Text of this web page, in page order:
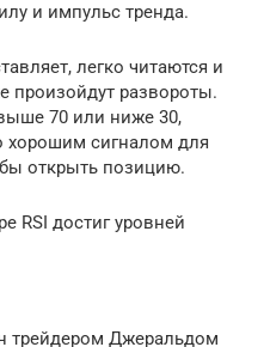
и импульс тренда.
легко читаются и
произойдут развороты.
70 или ниже 30,
хорошим сигналом для
открыть позицию.
RSI достиг уровней
трейдером Джеральдом